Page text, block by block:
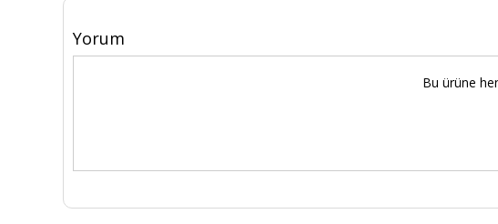
Yorum
Bu ürüne